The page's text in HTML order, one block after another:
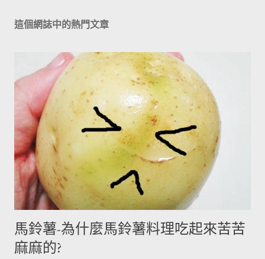
這個網誌中的熱門文章
馬鈴薯-為什麼馬鈴薯料理吃起來苦苦
麻麻的?